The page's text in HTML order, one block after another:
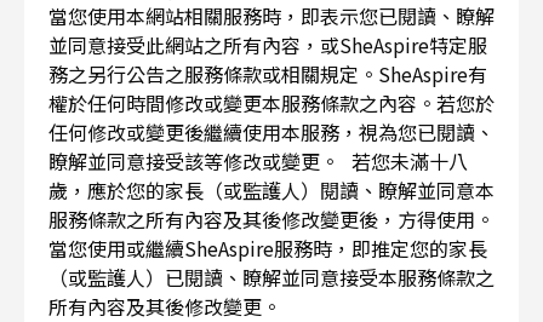
當您使用本網站相關服務時，即表示您已閱讀、瞭解
並同意接受此網站之所有內容，或SheAspire特定服
務之另行公告之服務條款或相關規定。SheAspire有
權於任何時間修改或變更本服務條款之內容。若您於
任何修改或變更後繼續使用本服務，視為您已閱讀、
瞭解並同意接受該等修改或變更。 若您未滿十八
歲，應於您的家長（或監護人）閱讀、瞭解並同意本
服務條款之所有內容及其後修改變更後，方得使用。
當您使用或繼續SheAspire服務時，即推定您的家長
（或監護人）已閱讀、瞭解並同意接受本服務條款之
所有內容及其後修改變更。